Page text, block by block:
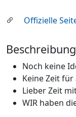
Offizielle
Beschreibung
Noch keine
Keine Zeit
Lieber Zeit
WIR haben